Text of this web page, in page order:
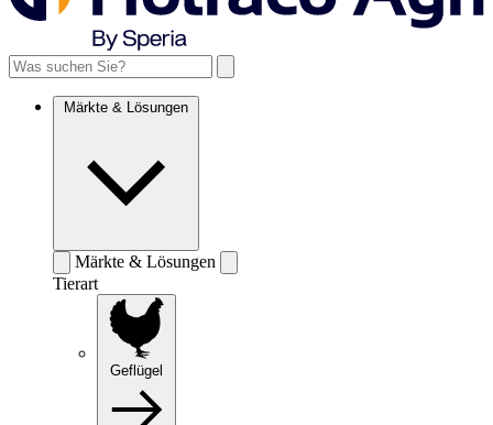
Märkte & Lösungen
Märkte & Lösungen
Tierart
Geflügel